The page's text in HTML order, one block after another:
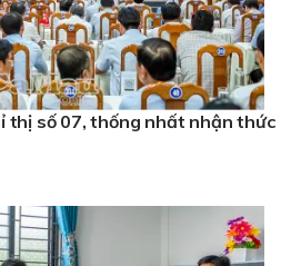
thị số 07, thống nhất nhận thức